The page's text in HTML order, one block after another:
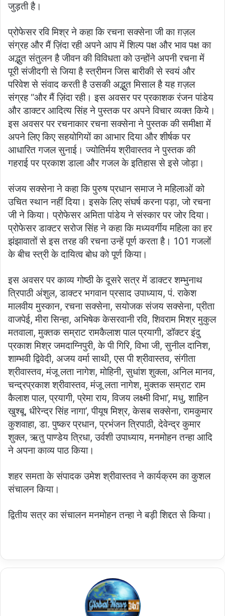
जुड़ती है।
प्रोफेसर रवि मिश्र ने कहा कि रचना सक्सेना जी का ग़ज़ल
संग्रह और मैं ज़िंदा रही अपने आप में शिल्प पक्ष और भाव पक्ष का
अद्भुत संतुलन है जीवन की विविधता को उन्होंने अपनी रचना में
पूरी संजीदगी से जिया है स्त्रीमन जिस बारीकी से स्वयं और
परिवेश से संवाद करती है उसकी अद्भुत मिसाल है यह ग़ज़ल
संग्रह “और मैं ज़िंदा रही। इस अवसर पर प्रकाशक रंजन पांडेय
और डाक्टर आदित्य सिंह ने पुस्तक पर अपने विचार व्यक्त किये।
इस अवसर पर रचनाकार रचना सक्सेना ने पुस्तक की समीक्षा में
अपने लिए किए सहयोगियों का आभार दिया और शीर्षक पर
आधारित गजल सुनाई। ज्योतिर्मय श्रीवास्तव ने पुस्तक की
गहराई पर प्रकाश डाला और गजल के इतिहास से इसे जोड़ा।
संजय सक्सेना ने कहा कि पुरुष प्रधान समाज ने महिलाओं को
उचित स्थान नहीं दिया। इसके लिए संघर्ष करना पड़ा, जो रचना
जी ने किया। प्रोफेसर अमिता पांडेय ने संस्कार पर जोर दिया।
प्रोफेसर डाक्टर सरोज सिंह ने कहा कि मध्यवर्गीय महिला का हर
झंझावातों से इस तरह की रचना उन्हें पूर्ण करता है। 101 गजलों
के बीच स्त्री के दायित्व बोध को पूर्ण किया।
इस अवसर पर काव्य गोष्ठी के दूसरे सत्र में डाक्टर शम्भुनाथ
त्रिपाठी अंशुल, डाक्टर भगवान प्रसाद उपाध्याय, पं. राकेश
मालवीय मुस्कान, रचना सक्सेना, सयोजक संजय सक्सेना, प्रीता
वाजपेई, मीरा सिन्हा, अभिषेक केसरवानी रवि, शिवराम मिश्र मुकुल
मतवाला, मुक्तक सम्राट रामकैलाश पाल प्रयागी, डॉक्टर इंदु
प्रकाश मिश्र जमदाग्निपुरी, के पी गिरि, विभा जी, सुनील दानिश,
शाम्भवी द्विवेदी, अजय वर्मा साथी, एस पी श्रीवास्तव, संगीता
श्रीवास्तव, मंजू लता नागेश, मोहिनी, सुधांश शुक्ला, अनिल मानव,
चन्द्रप्रकाश श्रीवास्तव, मंजू लता नागेश, मुक्तक सम्राट राम
कैलाश पाल, प्रयागी, प्रेमा राय, विजय लक्ष्मी विभा’, मधु, शाहिन
खुश्बू, धीरेन्द्र सिंह नागा’, पीयूष मिश्र, केसब सक्सेना, रामकुमार
कुशवाहा, डा. पुष्कर प्रधान, प्रभंजन त्रिपाठी, देवेन्द्र कुमार
शुक्ल, ऋतु पाण्डेय त्रिधा, उर्वशी उपाध्याय, मनमोहन तन्हा आदि
ने अपना काव्य पाठ किया।
शहर समता के संपादक उमेश श्रीवास्तव ने कार्यक्रम का कुशल
संचालन किया।
द्वितीय सत्र का संचालन मनमोहन तन्हा ने बड़ी शिद्दत से किया।